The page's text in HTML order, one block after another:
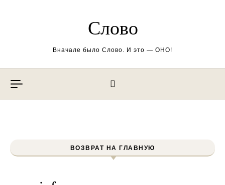
Слово
Вначале было Слово. И это — ОНО!
ВОЗВРАТ НА ГЛАВНУЮ